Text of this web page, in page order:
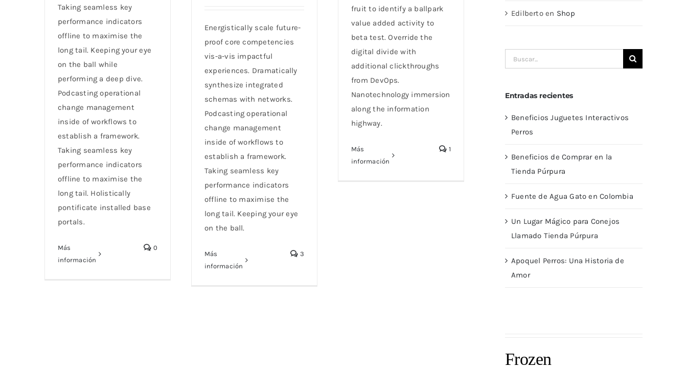
fruit to identify a ballpark
value added activity to
beta test. Override the
digital divide with
additional clickthroughs
from DevOps.
Nanotechnology immersion
along the information
highway.
Más
información
1
Taking seamless key
performance indicators
offline to maximise the
long tail. Keeping your eye
on the ball while
performing a deep dive.
Podcasting operational
change management
inside of workflows to
establish a framework.
Taking seamless key
performance indicators
offline to maximise the
long tail. Holistically
pontificate installed base
portals.
Más
información
0
Energistically scale future-
proof core competencies
vis-a-vis impactful
experiences. Dramatically
synthesize integrated
schemas with networks.
Podcasting operational
change management
inside of workflows to
establish a framework.
Taking seamless key
performance indicators
offline to maximise the
long tail. Keeping your eye
on the ball.
Más
información
3
Edilbertoen Shop
Buscar:
Entradas recientes
Beneficios Juguetes Interactivos
Perros
Beneficios de Comprar en la
Tienda Púrpura
Fuente de Agua Gato en Colombia
Un Lugar Mágico para Conejos
Llamado Tienda Púrpura
Apoquel Perros: Una Historia de
Amor
Frozen